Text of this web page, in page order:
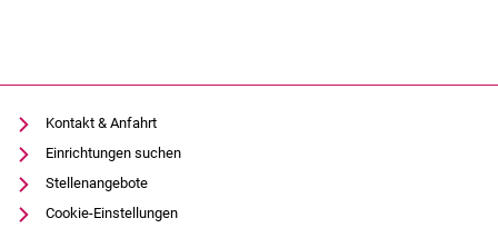
Kontakt & Anfahrt
Einrichtungen suchen
Stellenangebote
Cookie-Einstellungen